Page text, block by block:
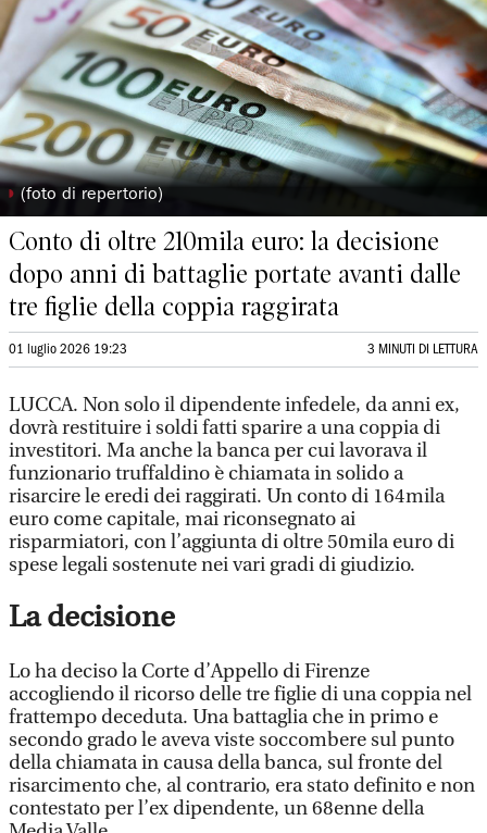
◗ (foto di repertorio)
Conto di oltre 210mila euro: la decisione
dopo anni di battaglie portate avanti dalle
tre figlie della coppia raggirata
01 luglio 2026 19:23 3 MINUTI DI LETTURA
LUCCA. Non solo il dipendente infedele, da anni ex,
dovrà restituire i soldi fatti sparire a una coppia di
investitori. Ma anche la banca per cui lavorava il
funzionario truffaldino è chiamata in solido a
risarcire le eredi dei raggirati. Un conto di 164mila
euro come capitale, mai riconsegnato ai
risparmiatori, con l’aggiunta di oltre 50mila euro di
spese legali sostenute nei vari gradi di giudizio.
La decisione
Lo ha deciso la Corte d’Appello di Firenze
accogliendo il ricorso delle tre figlie di una coppia nel
frattempo deceduta. Una battaglia che in primo e
secondo grado le aveva viste soccombere sul punto
della chiamata in causa della banca, sul fronte del
risarcimento che, al contrario, era stato definito e non
contestato per l’ex dipendente, un 68enne della